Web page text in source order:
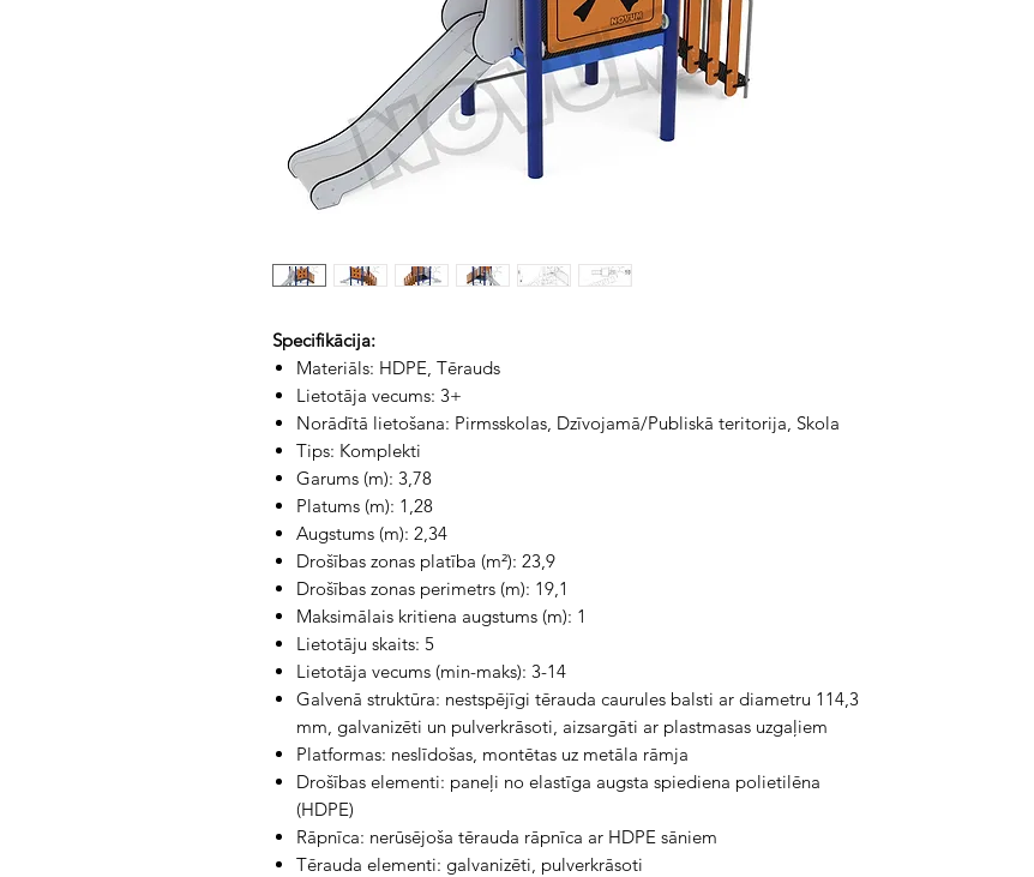
Specifikācija:
Materiāls: HDPE, Tērauds
Lietotāja vecums: 3+
Norādītā lietošana: Pirmsskolas, Dzīvojamā/Publiskā teritorija, Skola
Tips: Komplekti
Garums (m): 3,78
Platums (m): 1,28
Augstums (m): 2,34
Drošības zonas platība (m²): 23,9
Drošības zonas perimetrs (m): 19,1
Maksimālais kritiena augstums (m): 1
Lietotāju skaits: 5
Lietotāja vecums (min-maks): 3-14
Galvenā struktūra: nestspējīgi tērauda caurules balsti ar diametru 114,3
mm, galvanizēti un pulverkrāsoti, aizsargāti ar plastmasas uzgaļiem
Platformas: neslīdošas, montētas uz metāla rāmja
Drošības elementi: paneļi no elastīga augsta spiediena polietilēna
(HDPE)
Rāpnīca: nerūsējoša tērauda rāpnīca ar HDPE sāniem
Tērauda elementi: galvanizēti, pulverkrāsoti